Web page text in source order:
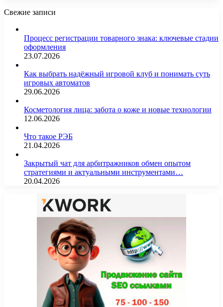
Свежие записи
Процесс регистрации товарного знака: ключевые стадии
оформления
23.07.2026
Как выбрать надёжный игровой клуб и понимать суть
игровых автоматов
29.06.2026
Косметология лица: забота о коже и новые технологии
12.06.2026
Что такое РЭБ
21.04.2026
Закрытый чат для арбитражников обмен опытом
стратегиями и актуальными инструментами…
20.04.2026